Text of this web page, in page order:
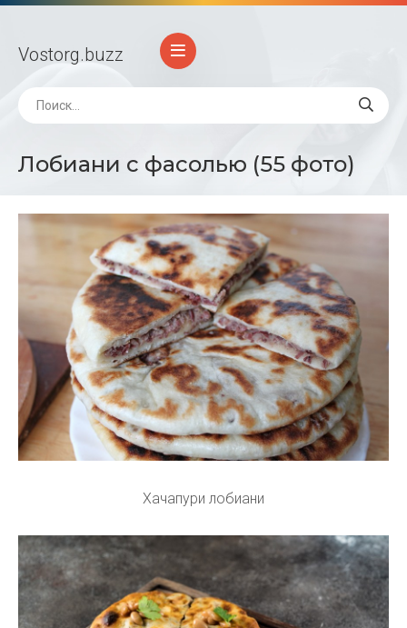
Vostorg.buzz
Лобиани с фасолью (55 фото)
Хачапури лобиани